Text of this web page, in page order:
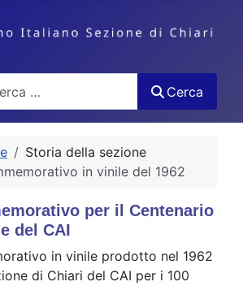
Cerca
Storia della sezione
in vinile del 1962
per il Centenario
del CAI
in vinile prodotto nel 1962
di Chiari del CAI per i 100